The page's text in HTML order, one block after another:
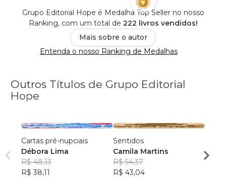
Grupo Editorial Hope é Medalha Top Seller no nosso
Ranking, com um total de 222 livros vendidos!
Mais sobre o autor
Entenda o nosso Ranking de Medalhas
Outros Títulos de Grupo Editorial
Hope
Cartas pré-nupciais
Débora Lima
R$ 48,13
R$ 38,11
Sentidos
Camila Martins
R$ 54,37
R$ 43,04
R$